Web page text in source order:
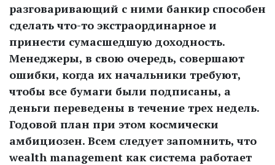
разговаривающий с ними банкир способен
сделать что-то экстраординарное и
принести сумасшедшую доходность.
Менеджеры, в свою очередь, совершают
ошибки, когда их начальники требуют,
чтобы все бумаги были подписаны, а
деньги переведены в течение трех недель.
Годовой план при этом космически
амбициозен. Всем следует запомнить, что
wealth management как система работает